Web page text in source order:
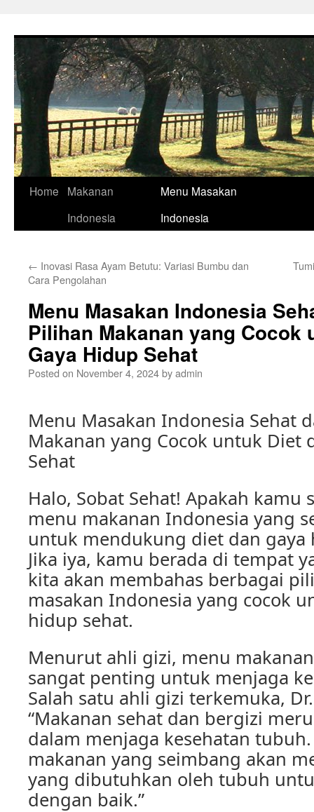
Home
Makanan
Indonesia
Menu Masakan
Indonesia
← Inovasi Rasa Ayam Betutu: Variasi Bumbu dan
Cara Pengolahan
Menu Masakan Indonesia
Pilihan Makanan yang Cocok
Gaya Hidup Sehat
Posted on November 4, 2024byadmin
Menu Masakan Indonesia Sehat
Makanan yang Cocok untuk Diet
Sehat
Halo, Sobat Sehat! Apakah kamu
menu makanan Indonesia yang
untuk mendukung diet dan gaya
Jika iya, kamu berada di tempat
kita akan membahas berbagai
masakan Indonesia yang cocok
hidup sehat.
Menurut ahli gizi, menu
sangat penting untuk menjaga
Salah satu ahli gizi terkemuka,
“Makanan sehat dan bergizi
dalam menjaga kesehatan
makanan yang seimbang akan
yang dibutuhkan oleh tubuh
dengan baik.”